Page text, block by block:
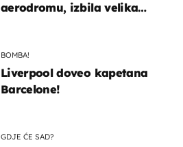
aerodromu, izbila velika
BOMBA!
Liverpool doveo kapetana
Barcelone!
GDJE ĆE SAD?